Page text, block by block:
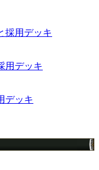
採用デッキ
用デッキ
デッキ